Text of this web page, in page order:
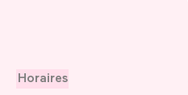
Horaires